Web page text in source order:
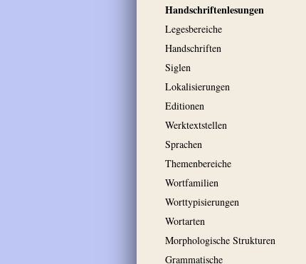
Handschriftenlesungen
Legesbereiche
Handschriften
Siglen
Lokalisierungen
Editionen
Werktextstellen
Sprachen
Themenbereiche
Wortfamilien
Worttypisierungen
Wortarten
Morphologische Strukturen
Grammatische